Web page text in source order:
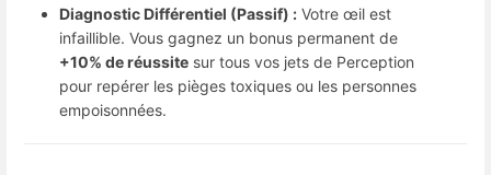
Diagnostic Différentiel (Passif) : Votre œil est
infaillible. Vous gagnez un bonus permanent de
+10% de réussite sur tous vos jets de Perception
pour repérer les pièges toxiques ou les personnes
empoisonnées.